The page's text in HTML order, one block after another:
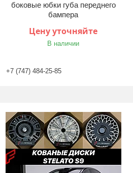
боковые юбки губа переднего
бампера
Цену уточняйте
В наличии
+7 (747) 484-25-85